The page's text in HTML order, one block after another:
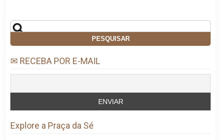
✉ RECEBA POR E-MAIL
Explore a Praça da Sé